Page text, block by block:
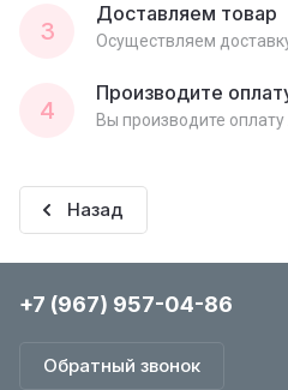
3
Доставляем товар
Осуществляем
4
Производите
Вы производите
Назад
+7 (967) 957-04-86
Обратный звонок